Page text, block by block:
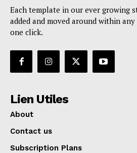
Each template in our ever growing
added and moved around within
one click.
Lien Utiles
About
Contact us
Subscription Plans